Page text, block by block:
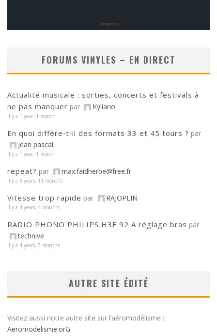
FORUMS VINYLES – EN DIRECT
Actualité musicale : sorties, concerts et festivals à
ne pas manquer par Kyliano
Il y a 1 year, 1 month
En quoi diffère‑t‑il des formats 33 et 45 tours ? par
jean pascal
Il y a 1 year, 1 month
repeat? par max.faidherbe@free.fr
Il y a 3 years, 11 months
Vitesse trop rapide par RAJOPLIN
Il y a 4 years, 4 months
RADIO PHONO PHILIPS H3F 92 A réglage bras par
technive
Il y a 4 years, 5 months
AUTRE SITE ÉDITÉ
Visitez aussi notre autre site sur l’aéromodélisme :
Aeromodelisme.orG